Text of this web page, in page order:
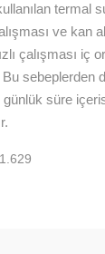
termal
ve kan
çalışması iç
Bu sebeplerden
günlük süre
1.629